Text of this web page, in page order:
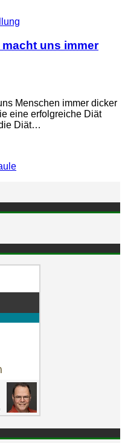
uns immer
Menschen immer dicker
eine erfolgreiche Diät
Diät…